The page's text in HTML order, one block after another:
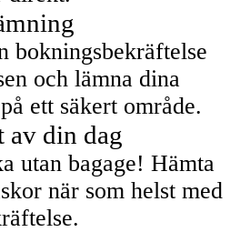
bokningsbekräftelse
och lämna dina
ett säkert område.
av din dag
utan bagage! Hämta
när som helst med